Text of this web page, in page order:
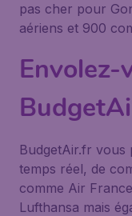
pas cher pour
aériens et 900
Envolez-
BudgetAir.fr vous
temps réel, de
comme Air
Lufthansa mais